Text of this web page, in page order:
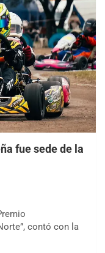
fue sede de la
contó con la